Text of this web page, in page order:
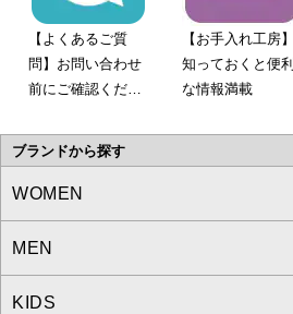
【よくあるご質
問】お問い合わせ
前にご確認くださ
【お手入れ工房】
知っておくと便利
な情報満載
ブランドから探す
WOMEN
a.v.v
MICHEL KLEIN
MEN
a.v.v
KIDS